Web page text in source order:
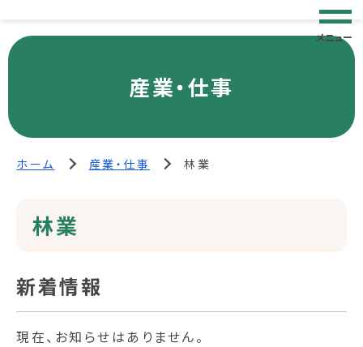
メニュー
産業・仕事
ホーム 産業・仕事 林業
林業
新着情報
現在、お知らせはありません。